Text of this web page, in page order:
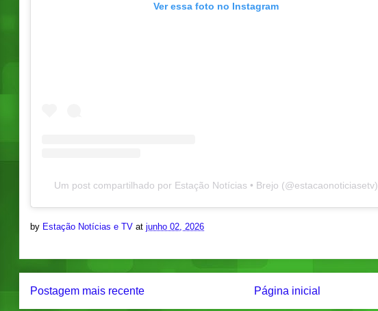
Ver essa foto no Instagram
Um post compartilhado por Estação Notícias • Brejo (@estacaonoticiasetv)
by Estação Notícias e TV at junho 02, 2026
Postagem mais recente Página inicial